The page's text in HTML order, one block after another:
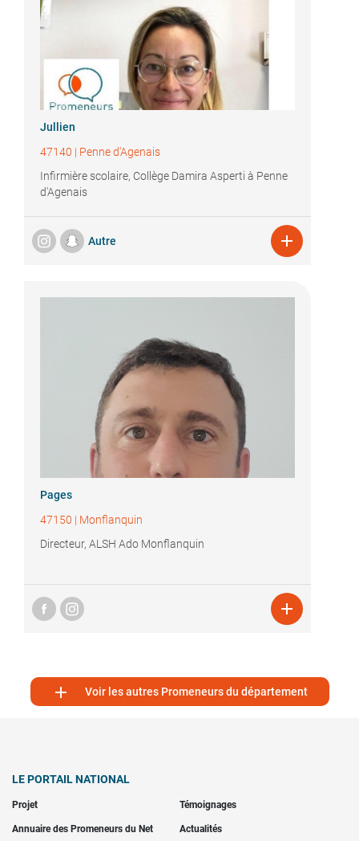
Jullien
47140 | Penne d'Agenais
Infirmière scolaire, Collège Damira Asperti à Penne
d'Agenais
Autre 
Pages
47150 | Monflanquin
Directeur, ALSH Ado Monflanquin

 Voir les autres Promeneurs du département
LE PORTAIL NATIONAL
Projet Témoignages
Annuaire des Promeneurs du Net Actualités